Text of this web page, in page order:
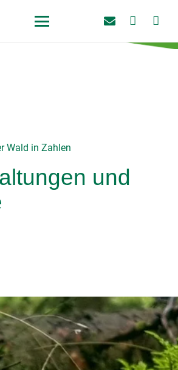
Wald in Zahlen
und